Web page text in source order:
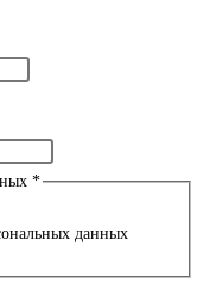
*
данных